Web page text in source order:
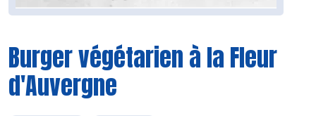
Burger végétarien à la Fleur
d'Auvergne